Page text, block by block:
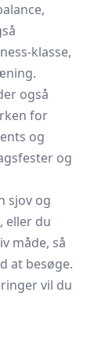
klasse,
også
for
og
og
sjov og
eller du
måde, så
at besøge.
vil du